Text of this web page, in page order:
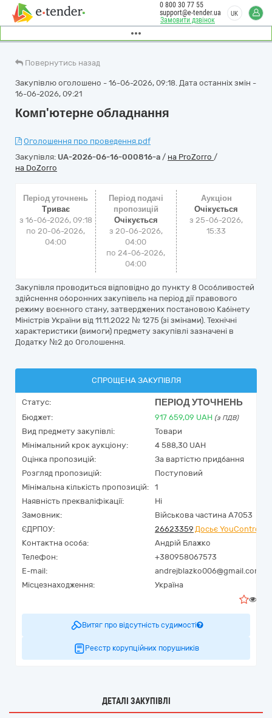
Замовити дзвінок
0 800 30 77 55
support@e-tender.ua
UK
Повернутись назад
Закупівлю оголошено - 16-06-2026, 09:18. Дата останніх змін -
16-06-2026, 09:21
Комп'ютерне обладнання
Оголошення про проведення.pdf
Закупівля: UA-2026-06-16-000816-a / на ProZorro /
на DoZorro
Період уточнень
Триває
з 16-06-2026, 09:18
по 20-06-2026,
04:00
Період подачі
пропозицій
Очікується
з 20-06-2026,
04:00
по 24-06-2026,
04:00
Аукціон
Очікується
з25-06-2026,
15:33
Закупівля проводиться відповідно до пункту 8 Особливостей
здійснення оборонних закупівель на період дії правового
режиму воєнного стану, затверджених постановою Кабінету
Міністрів України від 11.11.2022 № 1275 (зі змінами). Технічні
характеристики (вимоги) предмету закупівлі зазначені в
Додатку №2 до Оголошення.
СПРОЩЕНА ЗАКУПІВЛЯ
Статус: ПЕРІОД УТОЧНЕНЬ
Бюджет: 917 659,09 UAH (з ПДВ)
Вид предмету закупівлі:
Товари
Мінімальний крок аукціону:
4 588,30 UAH
Оцінка пропозицій:
За вартістю придбання
Розгляд пропозицій:
Поступовий
Мінімальна кількість пропозицій:
1
Наявність прекваліфікації:
Ні
Замовник:
Військова частина А7053
ЄДРПОУ:
26623359 Досьє YouControl
Контактна особа:
Андрій Блажко
Телефон:
+380958067573
E-mail:
andrejblazko006@gmail.com
Місцезнаходження:
Україна
Витяг про відсутність судимості
Реєстр корупційних порушників
ДЕТАЛІ ЗАКУПІВЛІ